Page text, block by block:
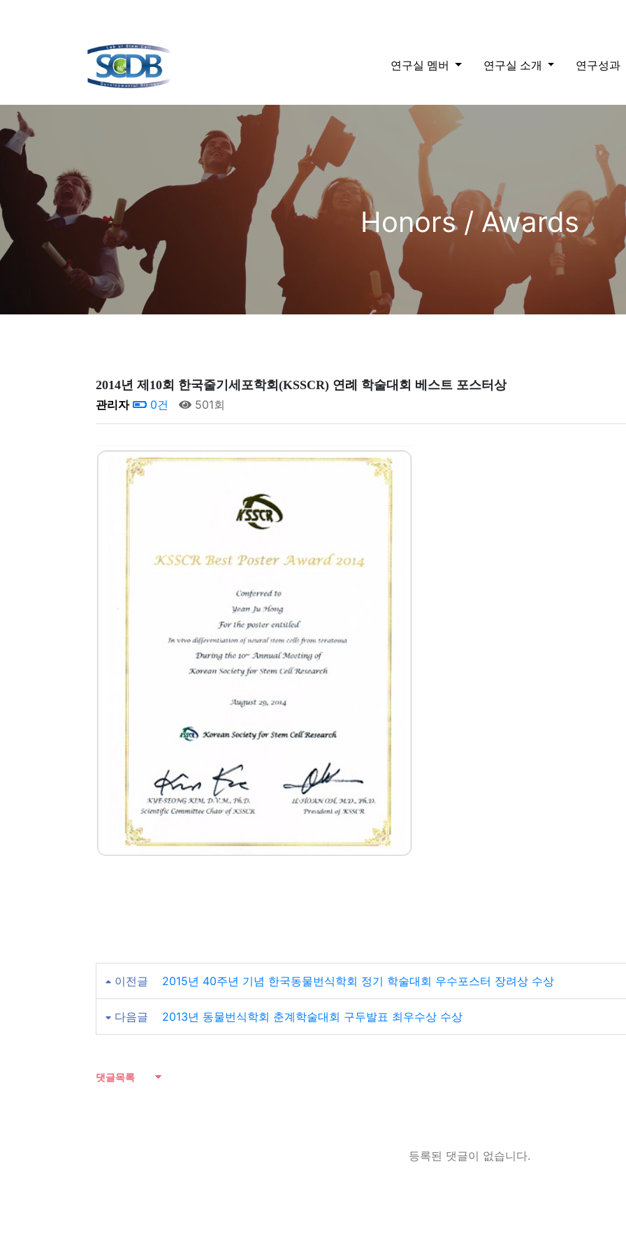
연구실 멤버 연구실 소개 연구성과
Honors / Awards
2014년 제10회 한국줄기세포학회(KSSCR) 연례 학술대회 베스트 포스터상
관리자
0건 501회
이전글 2015년 40주년 기념 한국동물번식학회 정기 학술대회 우수포스터 장려상 수상
다음글 2013년 동물번식학회 춘계학술대회 구두발표 최우수상 수상
댓글목록
등록된 댓글이 없습니다.